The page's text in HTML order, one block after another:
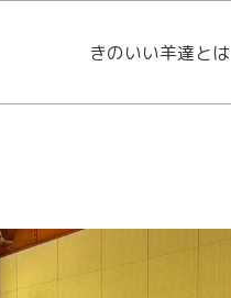
きのいい羊達とは